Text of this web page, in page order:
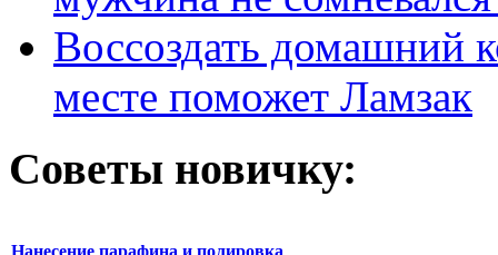
Воссоздать домашний
месте поможет Ламзак
Советы новичку:
Нанесение парафина и полировка